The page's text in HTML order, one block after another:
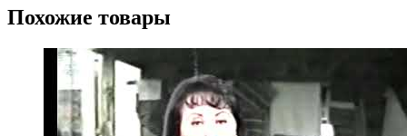
Похожие товары